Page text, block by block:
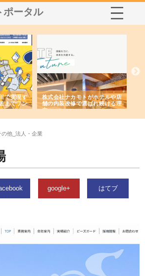
ポータル
で実現す
までワン
株式会社ナカモトがホテルや店
舗の内装改修で選ばれ続ける理
由
の他_法人・企業
google+ はてブ